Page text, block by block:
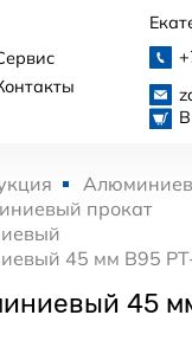
прокат
45 мм В95
45